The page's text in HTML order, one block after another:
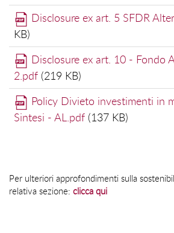
Disclosure ex art. 5 SFDR
KB)
Disclosure ex art. 10 - Fondo
2.pdf (219 KB)
Policy Divieto investimenti in
Sintesi - AL.pdf (137 KB)
Per ulteriori approfondimenti sulla
relativa sezione: clicca qui